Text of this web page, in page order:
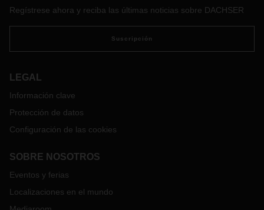
Regístrese ahora y reciba las últimas noticias sobre DACHSER
Suscripción
LEGAL
Información clave
Protección de datos
Configuración de las cookies
SOBRE NOSOTROS
Eventos y ferias
Localizaciones en el mundo